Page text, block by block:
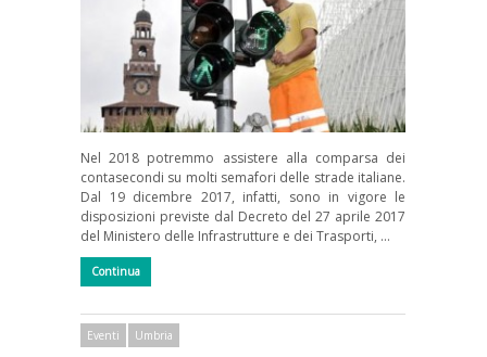
Nel 2018 potremmo assistere alla comparsa dei
contasecondi su molti semafori delle strade italiane.
Dal 19 dicembre 2017, infatti, sono in vigore le
disposizioni previste dal Decreto del 27 aprile 2017
del Ministero delle Infrastrutture e dei Trasporti, …
Continua
Eventi Umbria